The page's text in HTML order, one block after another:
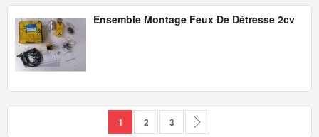
Ensemble Montage Feux De Détresse 2cv
Vous lisez actuellement la page
1 Page
2 Page
3